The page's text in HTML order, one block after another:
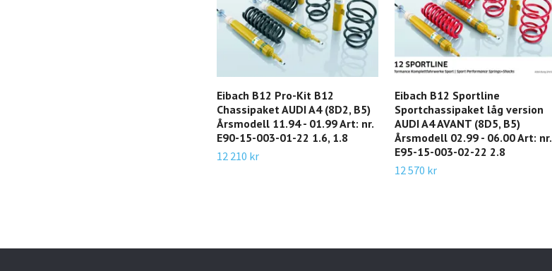
Eibach B12 Pro-Kit B12
Chassipaket AUDI A4 (8D2, B5)
Årsmodell 11.94 - 01.99 Art: nr.
E90-15-003-01-22 1.6, 1.8
12 210 kr
Eibach B12 Sportline
Sportchassipaket låg version
AUDI A4 AVANT (8D5, B5)
Årsmodell 02.99 - 06.00 Art: nr.
E95-15-003-02-22 2.8
12 570 kr